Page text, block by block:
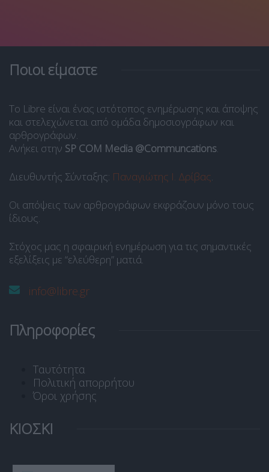
Ποιοι είμαστε
Το Libre είναι ένας ιστότοπος ενημέρωσης και άποψης
και στελεχώνεται από ομάδα δημοσιογράφων και
αρθρογράφων.
Ανήκει στην SP COM Media @Communcations.
Διευθυντής Σύνταξης: Παναγιώτης Ι. Δρίβας.
Οι απόψεις των αρθρογράφων εκφράζουν μόνο τους
ίδιους.
Στόχος μας η σφαιρική ενημέρωση για τις σημαντικές
εξελίξεις με “ελεύθερη” ματιά.
info@libre.gr
Πληροφορίες
Ταυτότητα
Πολιτική απορρήτου
Όροι χρήσης
ΚΙΟΣΚΙ